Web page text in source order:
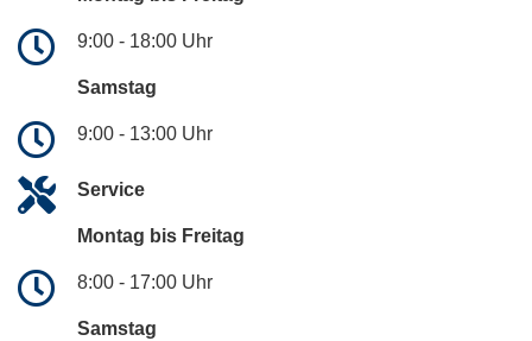
9:00 - 18:00 Uhr
Samstag
9:00 - 13:00 Uhr
Service
Montag bis Freitag
8:00 - 17:00 Uhr
Samstag